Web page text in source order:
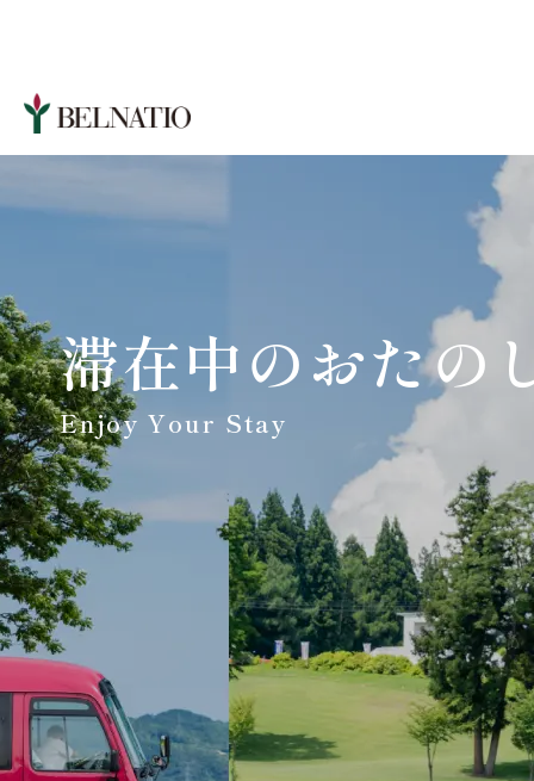
滞在中のおたの
Enjoy Your Stay